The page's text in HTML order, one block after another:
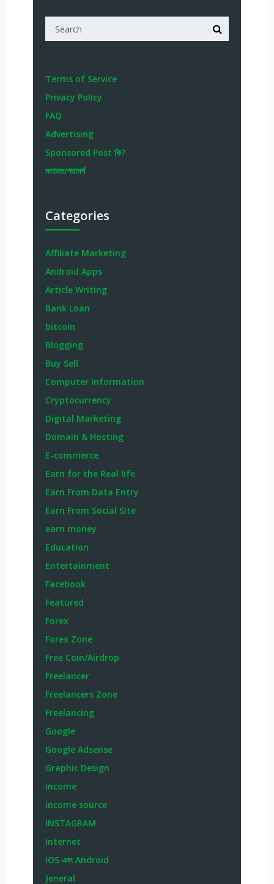
Terms of Service
Privacy Policy
FAQ
Advertising
Sponsored Post কি?
মতামত/পরামর্শ
Categories
Affiliate Marketing
Android Apps
Article Writing
Bank Loan
bitcoin
Blogging
Buy Sell
Computer Information
Cryptocurrency
Digital Marketing
Domain & Hosting
E-commerce
Earn for the Real life
Earn From Data Entry
Earn From Social Site
earn money
Education
Entertainment
Facebook
Featured
Forex
Forex Zone
Free Coin/Airdrop
Freelancer
Freelancers Zone
Freelancing
Google
Google Adsense
Graphic Design
income
income source
INSTAGRAM
Internet
iOS এবং Android
Jeneral